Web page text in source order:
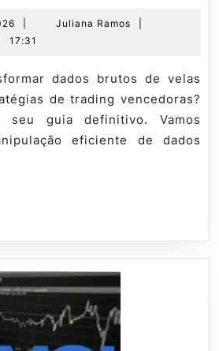
Dados
em
MQL5
5
de
de
2026
Juliana Ramos
Juliana
17:31
de trading vencedoras?
guia definitivo. Vamos
eficiente de dados